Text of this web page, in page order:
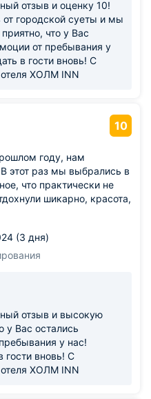
отзыв и оценку 10!
от городской суеты и мы
что у Вас
от пребывания у
в гости вновь! С
ХОЛМ INN
10
году, нам
этот раз мы выбрались в
что практически не
шикарно, красота,
(3 дня)
отзыв и высокую
у Вас остались
у нас!
гости вновь! С
ХОЛМ INN